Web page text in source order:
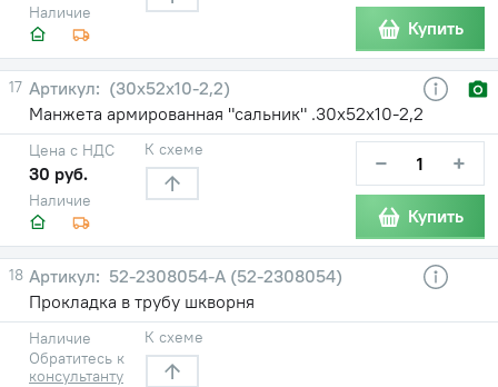
Наличие
Купить
17
(30х52х10-2,2)
Манжета армированная "сальник" .30х52х10-2,2
Наличие
Цена с НДС
30 руб.
К схеме − +
Купить
18
52-2308054-А (52-2308054)
Прокладка в трубу шкворня
Наличие
Обратитесь к
консультанту
К схеме